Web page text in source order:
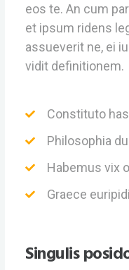
eos te. An cum
et ipsum ridens
assueverit ne, ei
vidit definitionem.
Сonstituto
Philosophia
Habemus vix
Graece
Singulis